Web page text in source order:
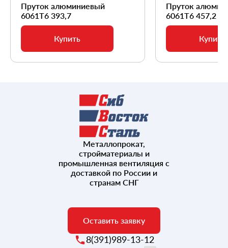
Пруток алюминиевый
6061Т6 393,7
Купить
Пруток
6061Т6 457,2
Купить
Металлопрокат,
стройматериалы и
промышленная вентиляция с
доставкой по России и
странам СНГ
Оставить заявку
8(391)989-13-12